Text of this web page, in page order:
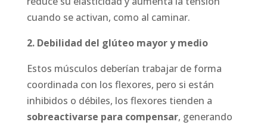
cuando se activan, como al caminar.
2. Debilidad del glúteo mayor y medio
Estos músculos deberían trabajar de forma
coordinada con los flexores, pero si están
inhibidos o débiles, los flexores tienden a
sobreactivarse para compensar, generando